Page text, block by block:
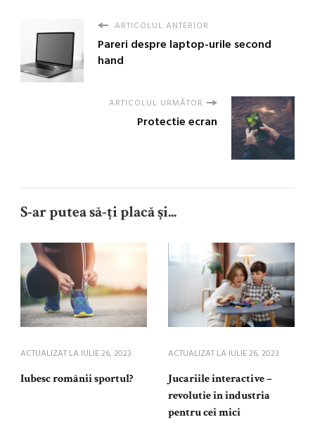
ARTICOLUL ANTERIOR
Pareri despre laptop-urile second
hand
ARTICOLUL URMĂTOR
Protectie ecran
S-ar putea să-ți placă și...
ACTUALIZAT LA IULIE 26, 2023
Iubesc românii sportul?
ACTUALIZAT LA IULIE 26, 2023
Jucariile interactive –
revolutie in industria
pentru cei mici